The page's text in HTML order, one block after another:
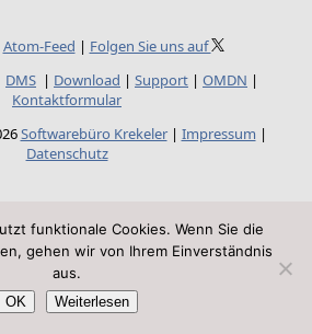
Atom-Feed | Folgen Sie uns auf
DMS | Download | Support | OMDN |
Kontaktformular
Softwarebüro Krekeler| Impressum |
Datenschutz
funktionale Cookies. Wenn Sie die
gehen wir von Ihrem Einverständnis
aus.
OK Weiterlesen